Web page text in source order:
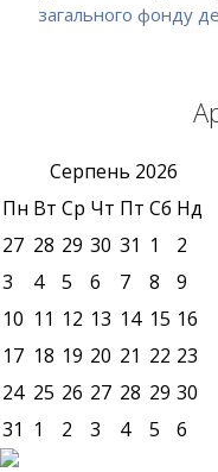
загального фонду
Серпень 2026
Пн Вт Ср Чт Пт Сб Нд
27 28 29 30 31 1
2
3
4 5 6 7 8
9
10 11 12 13 14 15 16
17 18 19 20 21 22 23
24 25 26 27 28 29 30
31 1 2 3 4 5 6